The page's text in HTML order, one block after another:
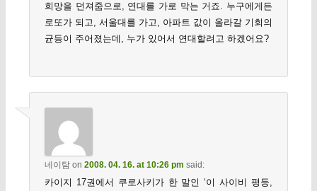
희망을 던져줌으로, 연대를 가로 막는 거죠. 누구에게든
로또가 되고, 서울대를 가고, 아파트 값이 올라갈 기회의
균등이 주어졌는데, 누가 있어서 연대할려고 하겠어요?
네이탐on 2008. 04. 16. at 10:26 pm said:
카이지 17권에서 쿠로사키가 한 말인 ‘이 사이비 평등,